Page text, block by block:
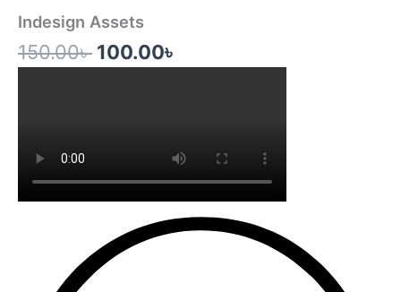
Indesign Assets
150.00৳
150.00৳ .
100.00৳